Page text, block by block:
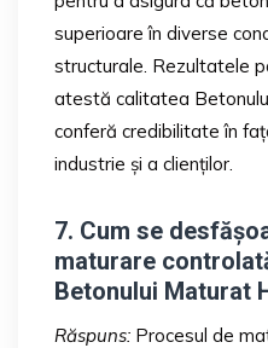
superioare în diverse
structurale. Rezultatele
atestă calitatea
conferă credibilitate în
industrie și a clienților.
7. Cum se
maturare
Betonului Maturat
Răspuns: Procesul de